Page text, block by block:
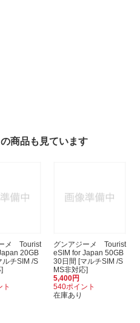
商品も見ています
メ Tourist
20GB
ルチSIM /S
ト
グンアジーメ Tourist
eSIM for Japan 50GB
30日間 [マルチSIM /S
MS非対応]
5,400円
540ポイント
在庫あり